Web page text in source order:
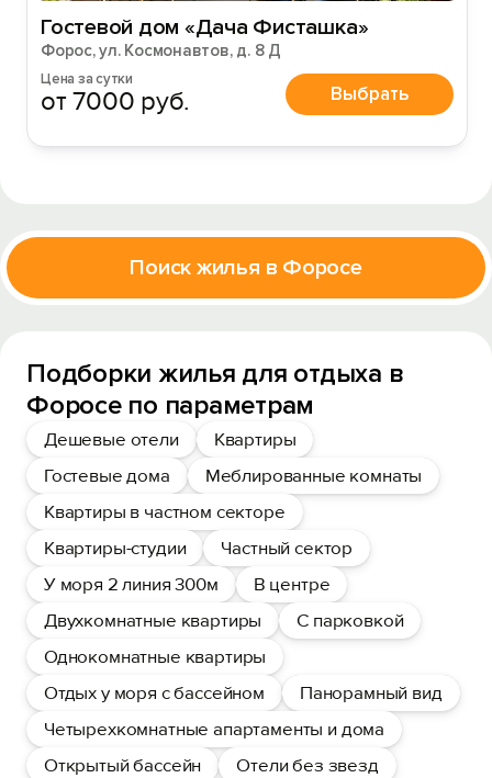
Гостевой дом «Дача Фисташка»
Форос, ул. Космонавтов, д. 8 Д
Цена за сутки
от 7000 руб. Выбрать
Поиск жилья в Форосе
Подборки жилья для отдыха в
Форосе по параметрам
Дешевые отели
Квартиры
Гостевые дома
Меблированные комнаты
Квартиры в частном секторе
Квартиры-студии
Частный сектор
У моря 2 линия 300м
В центре
Двухкомнатные квартиры
С парковкой
Однокомнатные квартиры
Отдых у моря с бассейном
Панорамный вид
Четырехкомнатные апартаменты и дома
Открытый бассейн
Отели без звезд